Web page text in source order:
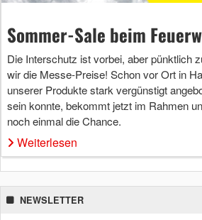
Sommer-Sale beim
Die Interschutz ist vorbei, aber pünktlich
wir die Messe-Preise! Schon vor Ort in
unserer Produkte stark vergünstigt
sein konnte, bekommt jetzt im Rahmen
noch einmal die Chance.
Weiterlesen
NEWSLETTER